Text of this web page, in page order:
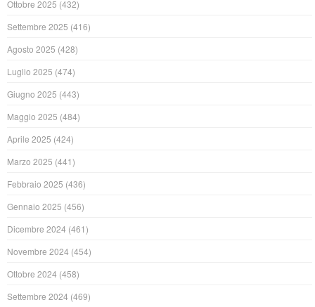
Ottobre 2025 (432)
Settembre 2025 (416)
Agosto 2025 (428)
Luglio 2025 (474)
Giugno 2025 (443)
Maggio 2025 (484)
Aprile 2025 (424)
Marzo 2025 (441)
Febbraio 2025 (436)
Gennaio 2025 (456)
Dicembre 2024 (461)
Novembre 2024 (454)
Ottobre 2024 (458)
Settembre 2024 (469)